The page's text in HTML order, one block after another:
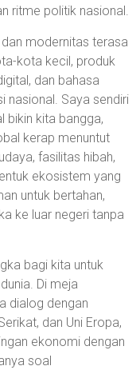
ritme politik nasional.
modernitas terasa
kota kecil, produk
dan bahasa
nasional. Saya sendiri
bikin kita bangga,
kerap menuntut
fasilitas hibah,
ekosistem yang
untuk bertahan,
ke luar negeri tanpa
bagi kita untuk
Di meja
dialog dengan
dan Uni Eropa,
ekonomi dengan
soal